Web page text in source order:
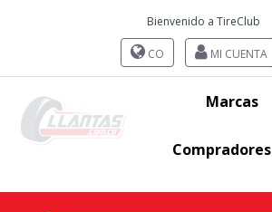
Bienvenido a TireClub
CO MI CUENTA
Marcas
Compradores